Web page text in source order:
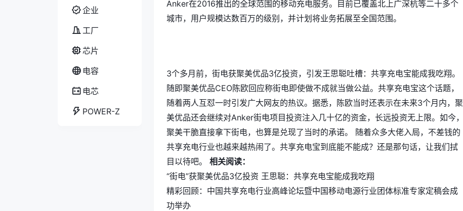
企业
工厂
芯片
电容
电芯
POWER-Z
Anker在2016推出的全球范围的移动充电服务。目前已覆盖北上广深杭等二十多个
城市，用户规模达数百万的级别，并计划将业务拓展至全国范围。
3个多月前，街电获聚美优品3亿投资，引发王思聪吐槽：共享充电宝能成我吃翔。
随即聚美优品CEO陈欧回应称街电即使做不成就当做公益。共享充电宝这个话题，
随着两人互怼一时引发广大网友的热议。据悉，陈欧当时还表示在未来3个月内，聚
美优品还会继续对Anker街电项目投资注入几十亿的资金，长远投资无上限。如今，
聚美干脆直接拿下街电，也算是兑现了当时的承诺。 随着众多大佬入局，不差钱的
共享充电行业也越来越热闹了。共享充电宝到底能不能成？还是那句话，让我们拭
目以待吧。 相关阅读：
“街电”获聚美优品3亿投资 王思聪：共享充电宝能成我吃翔
精彩回顾：中国共享充电行业高峰论坛暨中国移动电源行业团体标准专家定稿会成
功举办